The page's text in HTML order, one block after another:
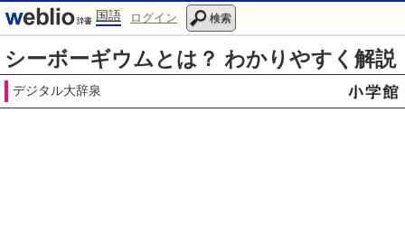
国語 ログイン 検索
シーボーギウムとは？ わかりやすく解説
デジタル大辞泉